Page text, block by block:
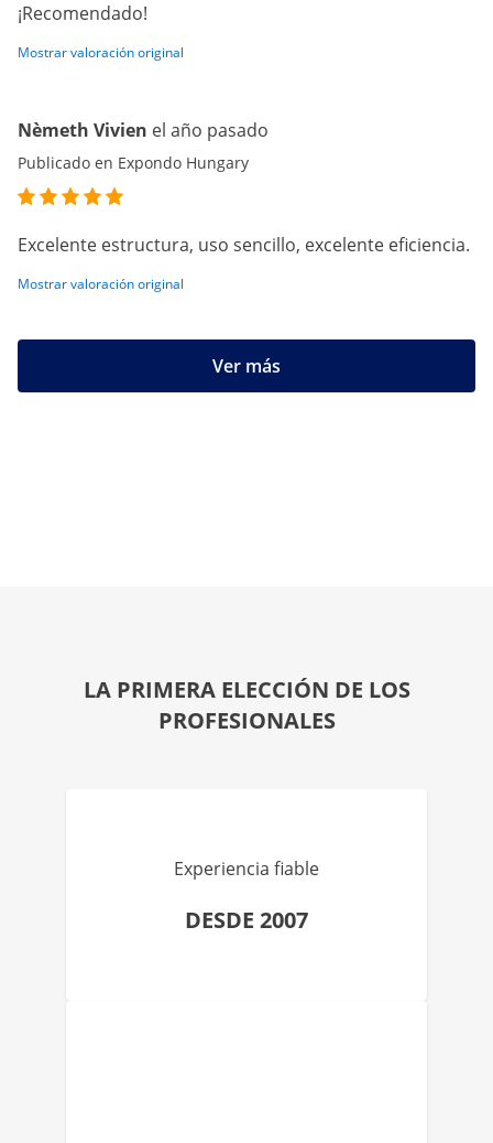
¡Recomendado!
Mostrar valoración original
Nèmeth Vivien el año pasado
Publicado en Expondo Hungary
Excelente estructura, uso sencillo, excelente eficiencia.
Mostrar valoración original
Ver más
LA PRIMERA ELECCIÓN DE LOS
PROFESIONALES
Experiencia fiable
DESDE 2007